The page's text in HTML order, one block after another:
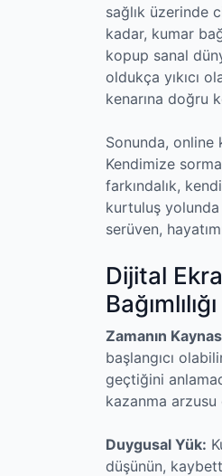
sağlık üzerinde
kadar, kumar
kopup sanal
oldukça yıkıcı
kenarına doğru
Sonunda, online
Kendimize
farkındalık,
kurtuluş yolunda
serüven,
Dijital
Bağımlılığı
Zamanın
başlangıcı
geçtiğini
kazanma
Duygusal Yük:
düşünün,